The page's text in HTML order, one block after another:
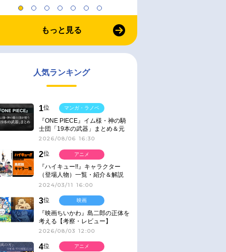
もっと見る
人気ランキング
1位
『ONE PIECE』イム様・神の騎
士団「19本の武器」まとめ＆元
ネタ
2026/08/06 16:30
マンガ・ラノベ
2位
『ハイキュー!!』キャラクター
（登場人物）一覧・紹介＆解説
2024/03/11 16:00
アニメ
3位
『映画ちいかわ』島二郎の正体を
考える【考察・レビュー】
2026/08/03 12:00
映画
4位
アニメ